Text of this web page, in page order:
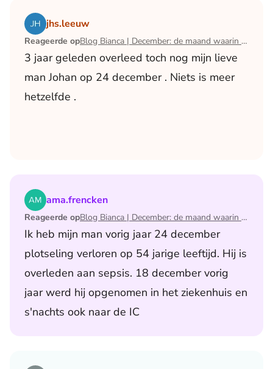
jhs.leeuw
Reageerde op Blog Bianca | December: de maand waarin ik mijn man verloor
3 jaar geleden overleed toch nog mijn lieve
man Johan op 24 december . Niets is meer
hetzelfde .
Lees het artikel Blog Bianca | December: de maand
ama.frencken
Reageerde op Blog Bianca | December: de maand waarin ik mijn man verloor
Ik heb mijn man vorig jaar 24 december
plotseling verloren op 54 jarige leeftijd. Hij is
overleden aan sepsis. 18 december vorig
jaar werd hij opgenomen in het ziekenhuis en
s'nachts ook naar de IC
Lees het artikel Blog Bianca | December: de maand